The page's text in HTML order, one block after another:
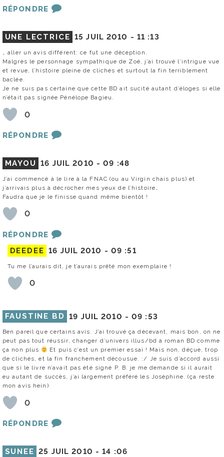
RÉPONDRE
UNE LECTRICE 15 JUIL 2010 - 11 :13
… aller un avis différent: ce fut une déception.
Malgrès le personnage sympathique de Zoé, j’ai trouvé l’intrigue vue
et revue, l’histoire pleine de clichés et surtout la fin terriblement
baclée.
Je ne suis pas certaine que cette BD ait sucité autant d’éloges si elle
n’était pas signée Pénélope Bagieu.
0
RÉPONDRE
MAYOU 16 JUIL 2010 -09 :48
J’ai commencé à le lire à la FNAC (ou au Virgin chais plus) et
j’arrivais plus à décrocher mes yeux de l’histoire…
Faudra que je le finisse quand même bientôt !
0
RÉPONDRE
DEEDEE 16 JUIL 2010 - 09 :51
Tu me l’aurais dit, je t’aurais prêté mon exemplaire !
0
FAUSTINE BD 19 JUIL 2010 -09 :53
Ben pareil que certains avis. J’ai trouvé ça décevant, mais bon, on ne
peut pas tout réussir, changer d’univers illus/bd à roman BD comme
ça non plus
Et puis c’est un premier essai ! Mais non, déçue, trop
de clichés, et la fin franchement décousue. :/ Je suis d’accord aussi
que si le livre n’avait pas été signé P. B. je me demande si il aurait
eu autant de succès, j’ai largement préféré les Joséphine. (ça reste
mon avis hein)
0
RÉPONDRE
SUNEE 25 JUIL 2010 -14 :06